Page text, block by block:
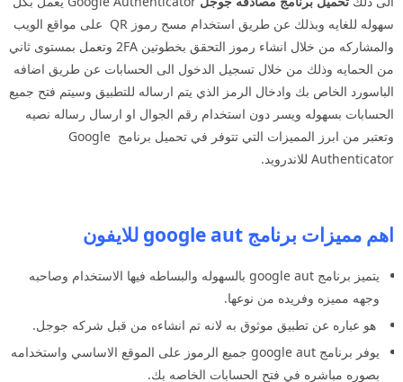
سهوله للغايه وبذلك عن طريق استخدام مسح رموز QR على مواقع الويب
والمشاركه من خلال انشاء رموز التحقق بخطوتين 2FA وتعمل بمستوى ثاني
من الحمايه وذلك من خلال تسجيل الدخول الى الحسابات عن طريق اضافه
الباسورد الخاص بك وادخال الرمز الذي يتم ارساله للتطبيق وسيتم فتح جميع
الحسابات بسهوله ويسر دون استخدام رقم الجوال او ارسال رساله نصيه
وتعتبر من ابرز المميزات التي تتوفر في تحميل برنامج Google
Authenticator للاندرويد.
اهم مميزات برنامج google aut للايفون
يتميز برنامج google aut بالسهوله والبساطه فيها الاستخدام وصاحبه
وجهه مميزه وفريده من نوعها.
هو عباره عن تطبيق موثوق به لانه تم انشاءه من قبل شركه جوجل.
يوفر برنامج google aut جميع الرموز على الموقع الاساسي واستخدامه
بصوره مباشره في فتح الحسابات الخاصه بك.